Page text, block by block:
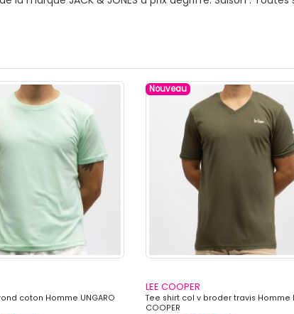
coton Homme UNGARO
Nouveau
LEE COOPER
Tee shirt col v broder travis Homme
COOPER